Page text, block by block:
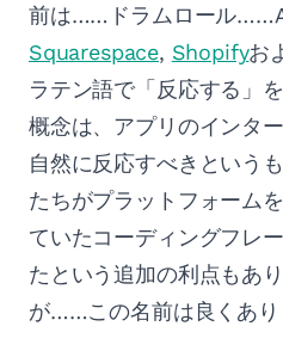
前は……ドラムロール
Squarespace, Shopifyお
ラテン語で「反応する」
概念は、アプリのインタ
自然に反応すべきという
たちがプラットフォーム
ていたコーディングフレ
たという追加の利点もあ
が……この名前は良くあり